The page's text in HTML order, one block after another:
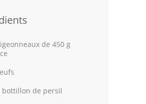
cuisine
de 450 g
bottillon de persil